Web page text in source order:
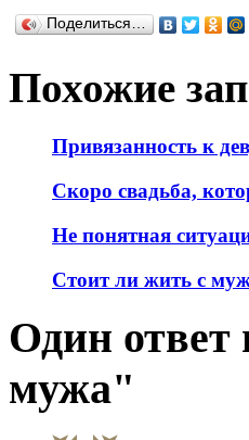
Поделиться…
Похожие
Привязанность к
Скоро свадьба,
Не понятная
Стоит ли жить с
Один ответ
мужа"